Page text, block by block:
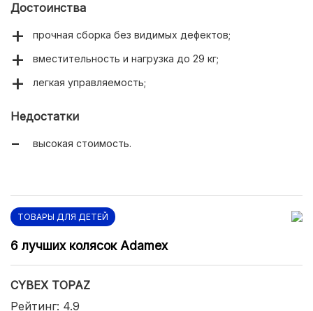
Достоинства
прочная сборка без видимых дефектов;
вместительность и нагрузка до 29 кг;
легкая управляемость;
Недостатки
высокая стоимость.
ТОВАРЫ ДЛЯ ДЕТЕЙ
6 лучших колясок Adamex
CYBEX TOPAZ
Рейтинг: 4.9